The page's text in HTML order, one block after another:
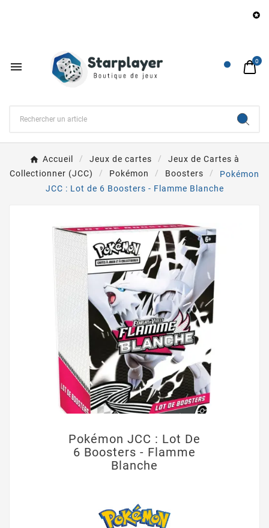

 0
Accueil Jeux de cartes
Jeux de Cartes à
Collectionner (JCC)
Pokémon Boosters
Pokémon
JCC : Lot de 6 Boosters - Flamme Blanche
Pokémon JCC : Lot De
6 Boosters - Flamme
Blanche